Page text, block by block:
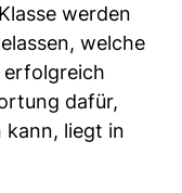
werden
welche
erfolgreich
dafür,
kann, liegt in